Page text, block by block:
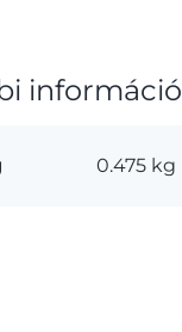
információ
0.475 kg